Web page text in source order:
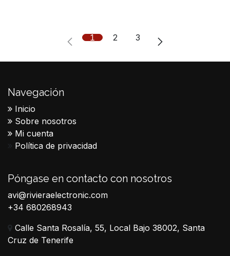
1 2 3
Navegación
Inicio
Sobre nosotros
Mi cuenta
Política de privacidad
Póngase en contacto con nosotros
avi@rivieraelectronic.com
+34 680268943
Calle Santa Rosalía, 55, Local Bajo 38002, Santa
Cruz de Tenerife